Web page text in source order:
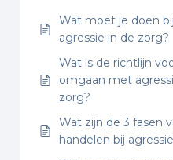
Wat moet je doen bij
agressie in de zorg?
Wat is de richtlijn
omgaan met
zorg?
Wat zijn de 3 fasen
handelen bij